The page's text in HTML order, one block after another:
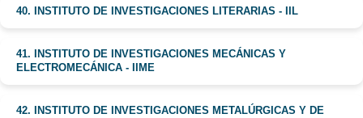
40. INSTITUTO DE INVESTIGACIONES LITERARIAS - IIL
41. INSTITUTO DE INVESTIGACIONES MECÁNICAS Y
ELECTROMECÁNICA - IIME
42. INSTITUTO DE INVESTIGACIONES METALÚRGICAS Y DE